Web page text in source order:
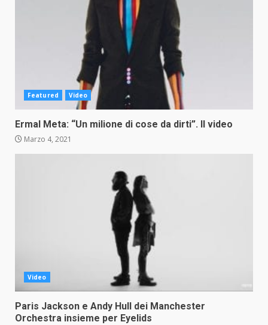
Featured Video
Ermal Meta: “Un milione di cose da dirti”. Il video
Marzo 4, 2021
Video
Paris Jackson e Andy Hull dei Manchester
Orchestra insieme per Eyelids